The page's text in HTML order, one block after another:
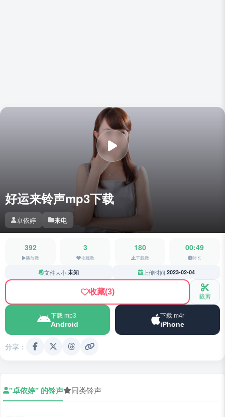
好运来铃声mp3下载
卓依婷 来电
392
播放数
3
收藏数
180
下载数
00:49
时长
文件大小:未知 上传时间:2023-02-04
收藏(3) 裁剪
下载 mp3
Android
下载 m4r
iPhone
分享：
"卓依婷" 的铃声 同类铃声